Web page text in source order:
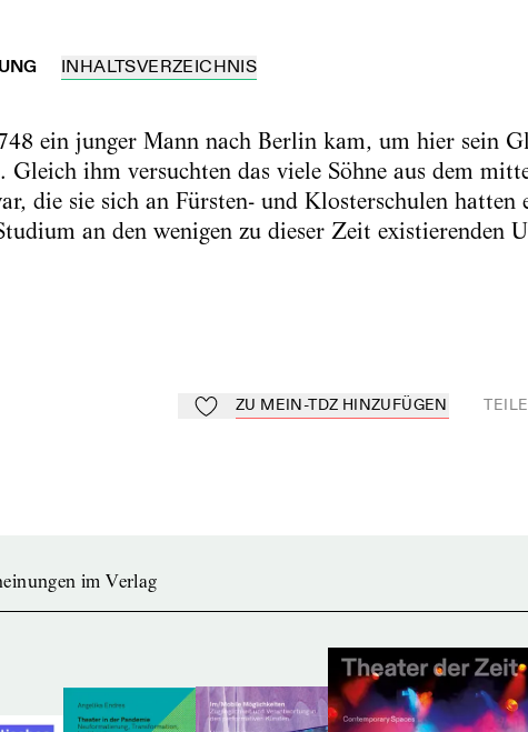
INHALTSVERZEICHNIS
ein junger Mann nach Berlin kam, um hier sein
Gleich ihm versuchten das viele Söhne aus dem
die sie sich an Fürsten- und Klosterschulen
an den wenigen zu dieser Zeit existierenden
Zu Mein-TdZ hinzufügen
ZU MEIN-TDZ HINZUFÜGEN
im Verlag